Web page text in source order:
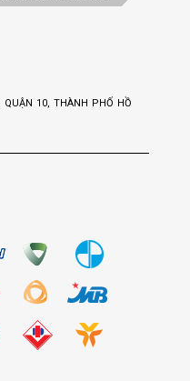
10, THÀNH PHỐ HỒ